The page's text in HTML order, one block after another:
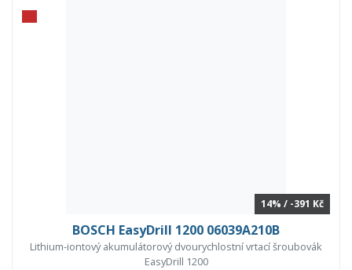
14% / -391 Kč
BOSCH EasyDrill 1200 06039A210B
Lithium-iontový akumulátorový dvourychlostní vrtací šroubovák
EasyDrill 1200